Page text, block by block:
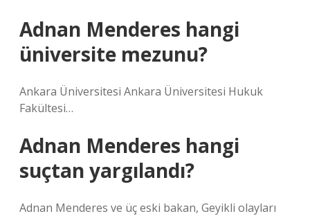
Adnan Menderes hangi
üniversite mezunu?
Ankara Üniversitesi Ankara Üniversitesi Hukuk
Fakültesi…
Adnan Menderes hangi
suçtan yargılandı?
Adnan Menderes ve üç eski bakan, Geyikli olayları